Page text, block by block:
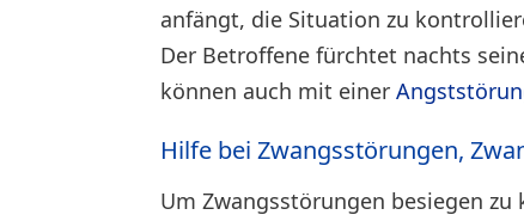
anfängt, die Situation zu
Der Betroffene fürchtet nachts
können auch mit einer
Hilfe bei Zwangsstörungen,
Um Zwangsstörungen besiegen